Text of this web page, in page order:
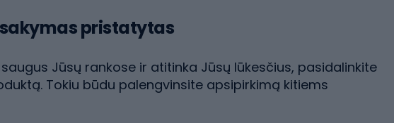
pristatytas
Jūsų rankose ir atitinka Jūsų lūkesčius, pasidalinkite
Tokiu būdu palengvinsite apsipirkimą kitiems